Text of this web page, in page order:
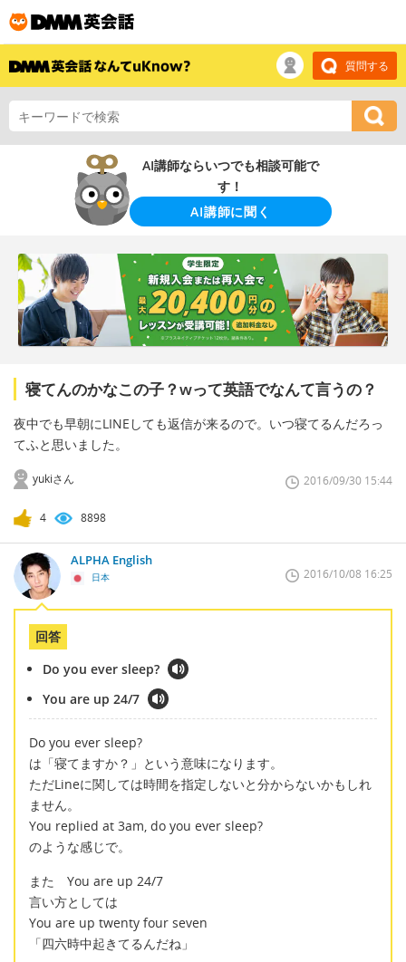
質問する
AI講師ならいつでも相談可能で
す！
AI講師に聞く
寝てんのかなこの子？wって英語でなんて言うの？
夜中でも早朝にLINEしても返信が来るので。いつ寝てるんだろっ
てふと思いました。
yukiさん 2016/09/30 15:44
4 8898
ALPHA English
日本 2016/10/08 16:25
回答
Do you ever sleep?
You are up 24/7
Do you ever sleep?
は「寝てますか？」という意味になります。
ただLineに関しては時間を指定しないと分からないかもしれ
ません。
You replied at 3am, do you ever sleep?
のような感じで。
また You are up 24/7
言い方としては
You are up twenty four seven
「四六時中起きてるんだね」